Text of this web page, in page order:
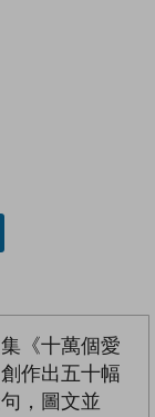
《十萬個愛
作出五十幅
，圖文並